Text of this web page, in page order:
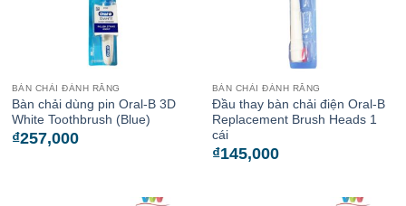
BÀN CHẢI ĐÁNH RĂNG
Bàn chải dùng pin Oral-B 3D
White Toothbrush (Blue)
₫257,000
BÀN CHẢI ĐÁNH RĂNG
Đầu thay bàn chải điện Oral-B
Replacement Brush Heads 1
cái
₫145,000